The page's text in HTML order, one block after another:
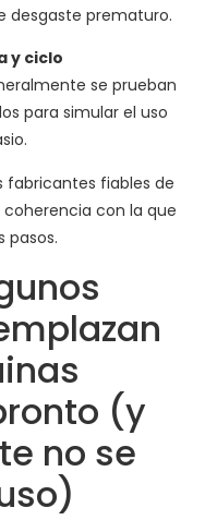
desgaste prematuro.
y ciclo
se prueban
para simular el uso
fabricantes fiables de
coherencia con la que
pasos.
(y
no se